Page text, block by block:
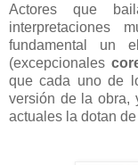
Actores que
interpretaciones
fundamental un
(excepcionales
que cada uno de
versión de la obra,
actuales la dotan